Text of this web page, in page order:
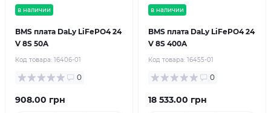
в наличии
BMS плата DaLy LiFePO4 24
V 8S 50A
Код товара: 16406-01
0
908.00 грн
в наличии
BMS плата DaLy LiFePO4 24
V 8S 400A
Код товара: 16455-01
0
18 533.00 грн